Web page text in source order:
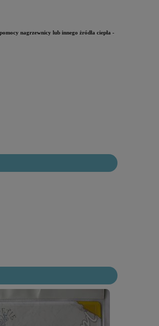
nagrzewnicy lub innego żródła ciepła -